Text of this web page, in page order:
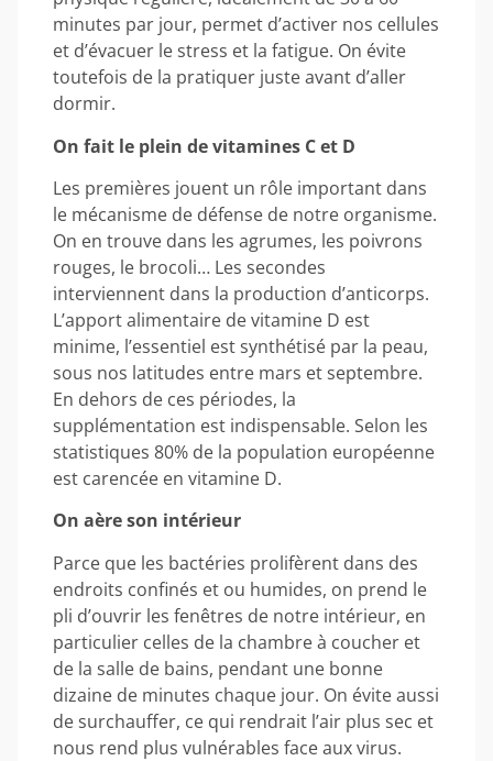
minutes par jour, permet d’activer nos cellules
et d’évacuer le stress et la fatigue. On évite
toutefois de la pratiquer juste avant d’aller
dormir.
On fait le plein de vitamines C et D
Les premières jouent un rôle important dans
le mécanisme de défense de notre organisme.
On en trouve dans les agrumes, les poivrons
rouges, le brocoli… Les secondes
interviennent dans la production d’anticorps.
L’apport alimentaire de vitamine D est
minime, l’essentiel est synthétisé par la peau,
sous nos latitudes entre mars et septembre.
En dehors de ces périodes, la
supplémentation est indispensable. Selon les
statistiques 80% de la population européenne
est carencée en vitamine D.
On aère son intérieur
Parce que les bactéries prolifèrent dans des
endroits confinés et ou humides, on prend le
pli d’ouvrir les fenêtres de notre intérieur, en
particulier celles de la chambre à coucher et
de la salle de bains, pendant une bonne
dizaine de minutes chaque jour. On évite aussi
de surchauffer, ce qui rendrait l’air plus sec et
nous rend plus vulnérables face aux virus.